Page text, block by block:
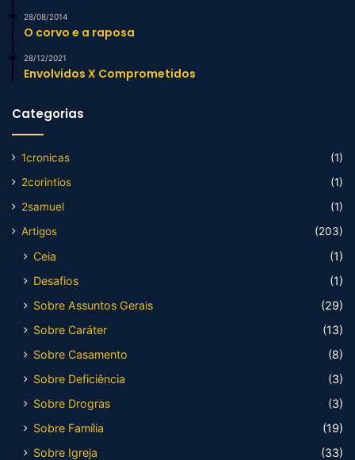
28/08/2014
O corvo e a raposa
28/12/2021
Envolvidos X Comprometidos
Categorias
1cronicas
(1)
2corintios
(1)
2samuel
(1)
Artigos
(203)
Ceia
(1)
Desafios
(1)
Sobre Assuntos Gerais
(29)
Sobre Caráter
(13)
Sobre Casamento
(8)
Sobre Deficiência
(3)
Sobre Drogras
(3)
Sobre Família
(19)
Sobre Igreja
(33)